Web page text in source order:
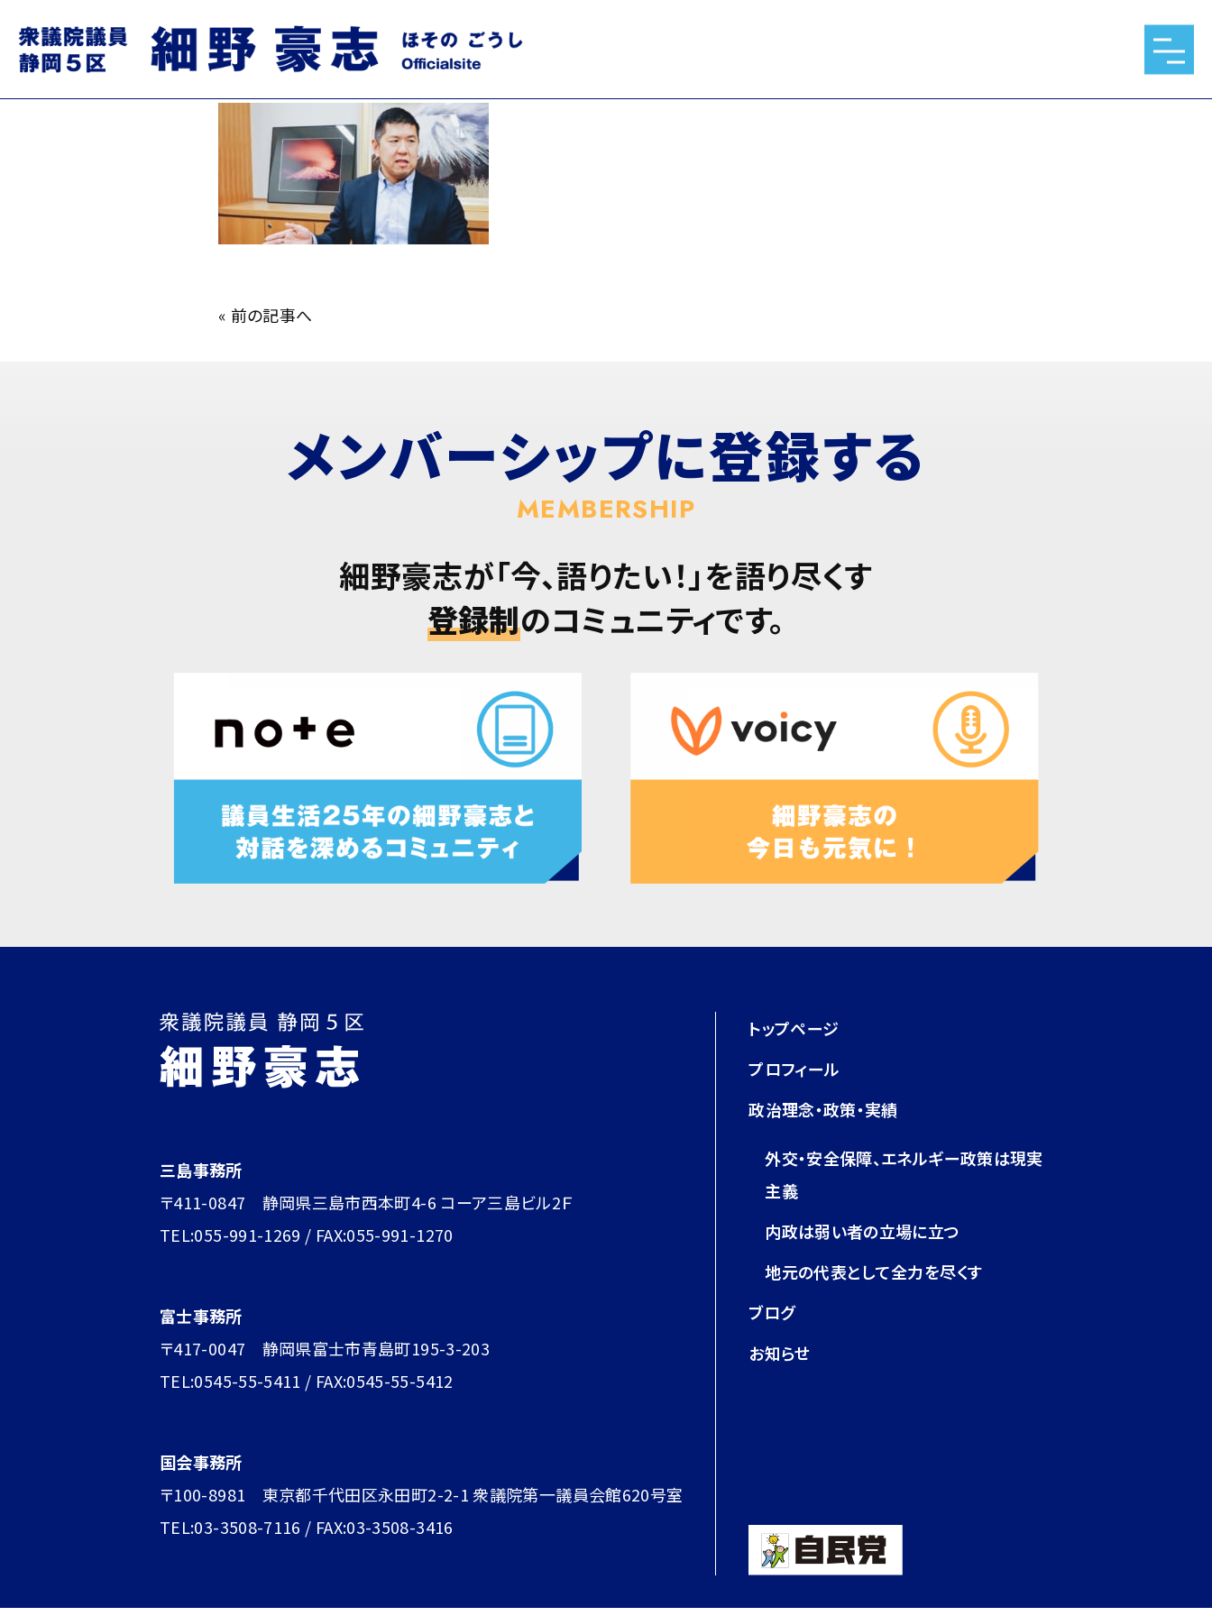
rectangle_large_type_2_bd7de37df21d557e60ab501b478b7d9d.jpeg
« 前の記事へ
メンバーシップに登録する
MEMBERSHIP
細野豪志が「今、語りたい！」を語り尽くす
登録制のコミュニティです。
三島事務所
〒411-0847 静岡県三島市西本町4-6 コーア三島ビル2Ｆ
TEL:055-991-1269 / FAX:055-991-1270
富士事務所
〒417-0047 静岡県富士市青島町195-3-203
TEL:0545-55-5411 / FAX:0545-55-5412
国会事務所
〒100-8981 東京都千代田区永田町2-2-1 衆議院第一議員会館620号室
TEL:03-3508-7116 / FAX:03-3508-3416
トップページ
プロフィール
政治理念・政策・実績
外交・安全保障、エネルギー政策は現実
主義
内政は弱い者の立場に立つ
地元の代表として全力を尽くす
ブログ
お知らせ